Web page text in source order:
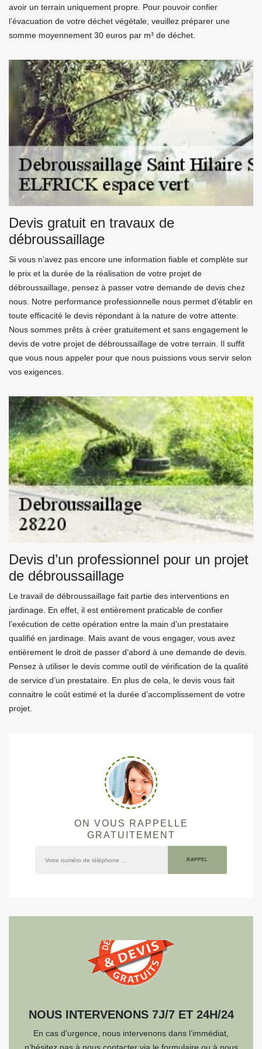
avoir un terrain uniquement propre. Pour pouvoir confier
l’évacuation de votre déchet végétale, veuillez préparer une
somme moyennement 30 euros par m³ de déchet.
Devis gratuit en travaux de
débroussaillage
Si vous n’avez pas encore une information fiable et complète sur
le prix et la durée de la réalisation de votre projet de
débroussaillage, pensez à passer votre demande de devis chez
nous. Notre performance professionnelle nous permet d’établir en
toute efficacité le devis répondant à la nature de votre attente.
Nous sommes prêts à créer gratuitement et sans engagement le
devis de votre projet de débroussaillage de votre terrain. Il suffit
que vous nous appeler pour que nous puissions vous servir selon
vos exigences.
Devis d’un professionnel pour un projet
de débroussaillage
Le travail de débroussaillage fait partie des interventions en
jardinage. En effet, il est entièrement praticable de confier
l’exécution de cette opération entre la main d’un prestataire
qualifié en jardinage. Mais avant de vous engager, vous avez
entièrement le droit de passer d’abord à une demande de devis.
Pensez à utiliser le devis comme outil de vérification de la qualité
de service d’un prestataire. En plus de cela, le devis vous fait
connaitre le coût estimé et la durée d’accomplissement de votre
projet.
ON VOUS RAPPELLE
GRATUITEMENT
NOUS INTERVENONS 7J/7 ET 24H/24
En cas d’urgence, nous intervenons dans l’immédiat,